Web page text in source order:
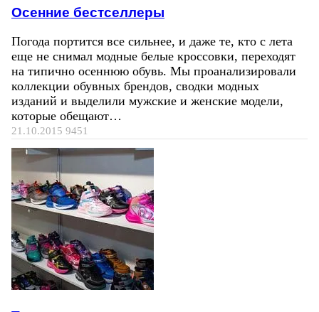
Осенние бестселлеры
Погода портится все сильнее, и даже те, кто с лета
еще не снимал модные белые кроссовки, переходят
на типично осеннюю обувь. Мы проанализировали
коллекции обувных брендов, сводки модных
изданий и выделили мужские и женские модели,
которые обещают…
21.10.2015 9451